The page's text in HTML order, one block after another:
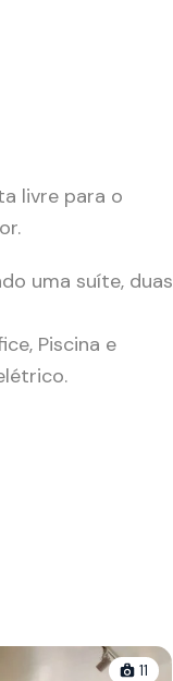
livre para o
uma suíte, duas
Piscina e
11